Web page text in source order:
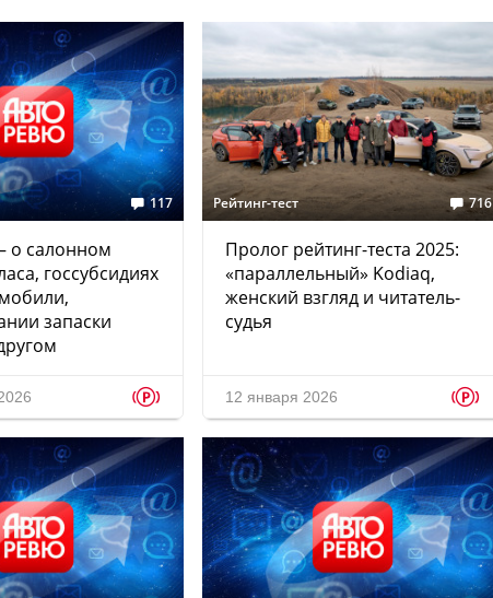
117
о салонном
госсубсидиях
запаски
p
Рейтинг-тест 716
Пролог рейтинг-теста 2025:
«параллельный» Kodiaq,
женский взгляд и читатель-
судья
12 января 2026 p